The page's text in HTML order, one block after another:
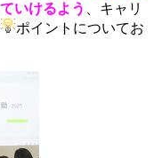
いけるよう
、キャリ
ポイントについてお